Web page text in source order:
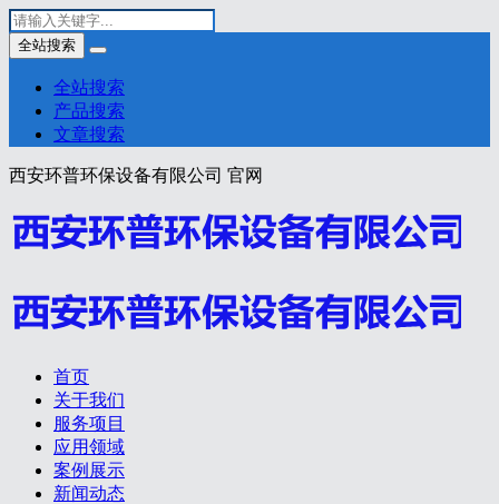
全站搜索
全站搜索
产品搜索
文章搜索
西安环普环保设备有限公司 官网
首页
关于我们
服务项目
应用领域
案例展示
新闻动态